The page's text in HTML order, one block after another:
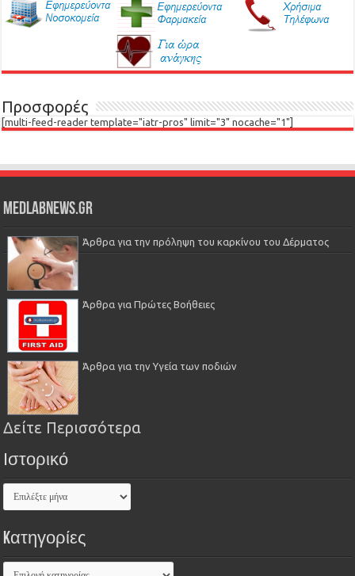
Προσφορές
[multi-feed-reader template="iatr-pros" limit="3" nocache="1"]
Medlabnews.gr
Άρθρα για την πρόληψη του καρκίνου του Δέρματος
Άρθρα για Πρώτες Βοήθειες
Άρθρα για την Υγεία των ποδιών
Δείτε Περισσότερα
Ιστορικό
Kατηγορίες